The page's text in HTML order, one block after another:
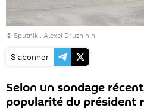
© Sputnik . Alexei Druzhinin
S'abonner
Selon un sondage
popularité du président